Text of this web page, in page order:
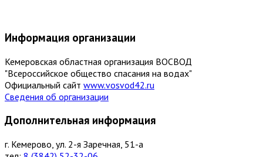
Информация организации
Кемеровская областная организация ВОСВОД
"Всероссийское общество спасания на водах"
Официальный сайт www.vosvod42.ru
Сведения об организации
Дополнительная информация
г. Кемерово, ул. 2-я Заречная, 51-а